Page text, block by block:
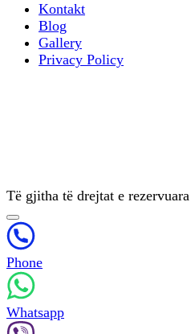
Kontakt
Blog
Gallery
Privacy Policy
Të gjitha të drejtat e
Phone
Whatsapp